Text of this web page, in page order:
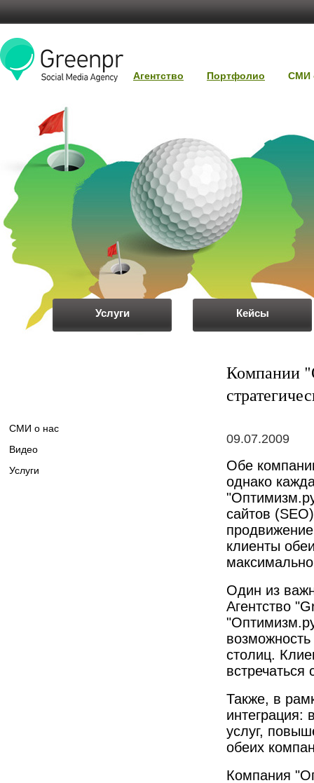
Агентство Портфолио СМИ
Услуги Кейсы
СМИ о нас
Видео
Услуги
Компании
09.07.2009
Обе
однако
сайтов
клиенты
Один из
Агентство
столиц.
Также, в
интеграция:
услуг,
обеих
Компания